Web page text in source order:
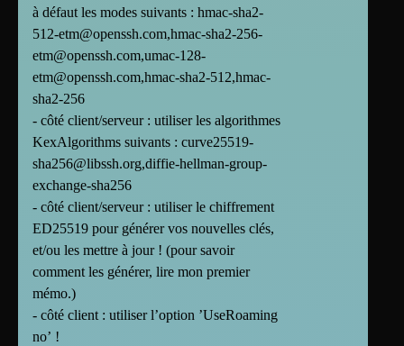
à défaut les modes suivants : hmac-sha2-
512-etm@openssh.com,hmac-sha2-256-
etm@openssh.com,umac-128-
etm@openssh.com,hmac-sha2-512,hmac-
sha2-256
- côté client/serveur : utiliser les algorithmes
KexAlgorithms suivants : curve25519-
sha256@libssh.org,diffie-hellman-group-
exchange-sha256
- côté client/serveur : utiliser le chiffrement
ED25519 pour générer vos nouvelles clés,
et/ou les mettre à jour ! (pour savoir
comment les générer, lire mon premier
mémo.)
- côté client : utiliser l’option ’UseRoaming
no’ !